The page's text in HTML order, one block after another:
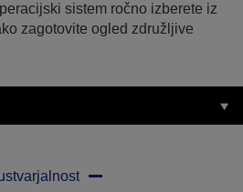
sistem ročno izberete iz
zagotovite ogled združljive